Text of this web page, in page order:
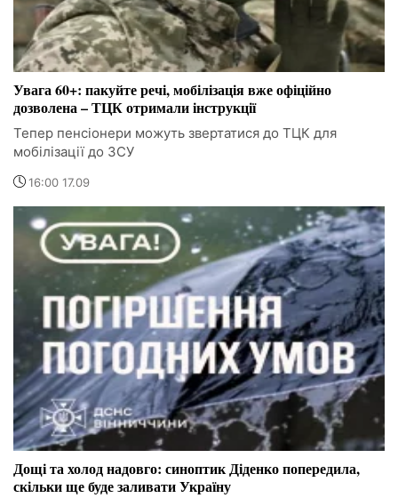
Увага 60+: пакуйте речі, мобілізація вже офіційно
дозволена – ТЦК отримали інструкції
Тепер пенсіонери можуть звертатися до ТЦК для
мобілізації до ЗСУ
16:00 17.09
Дощі та холод надовго: синоптик Діденко попередила,
скільки ще буде заливати Україну